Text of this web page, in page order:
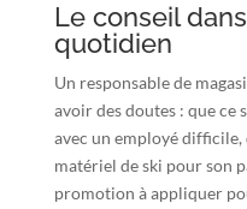
Le conseil
quotidien
Un responsable de
avoir des doutes : que ce
avec un employé difficile,
matériel de ski pour son
promotion à appliquer